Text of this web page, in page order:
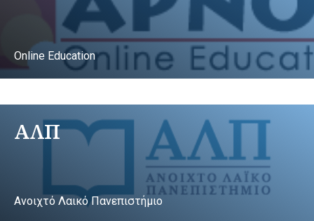
Online Education
ΑΛΠ
Ανοιχτό Λαικό Πανεπιστήμιο